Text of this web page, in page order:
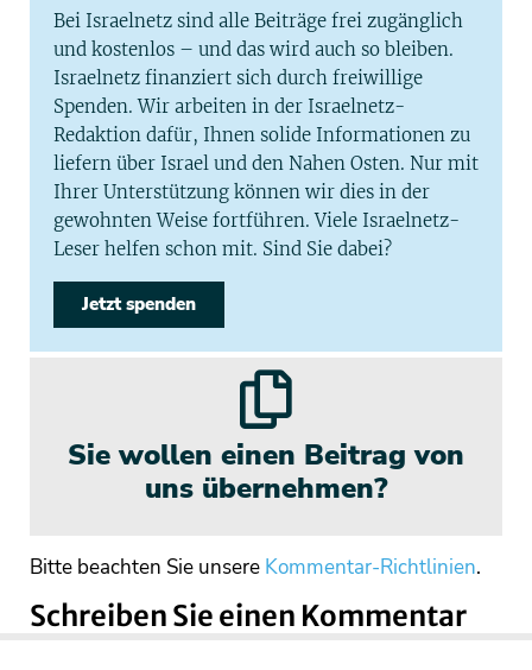
Bei Israelnetz sind alle Beiträge frei zugänglich
und kostenlos – und das wird auch so bleiben.
Israelnetz finanziert sich durch freiwillige
Spenden. Wir arbeiten in der Israelnetz-
Redaktion dafür, Ihnen solide Informationen zu
liefern über Israel und den Nahen Osten. Nur mit
Ihrer Unterstützung können wir dies in der
gewohnten Weise fortführen. Viele Israelnetz-
Leser helfen schon mit. Sind Sie dabei?
Jetzt spenden
Sie wollen einen Beitrag von
uns übernehmen?
Bitte beachten Sie unsere Kommentar-Richtlinien.
Schreiben Sie einen Kommentar